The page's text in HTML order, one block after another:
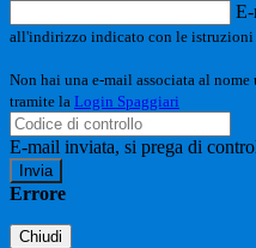
all'indirizzo indicato con le istruzioni
Non hai una e-mail associata al
tramite la Login Spaggiari
E-mail inviata, si prega di
Errore
Chiudi